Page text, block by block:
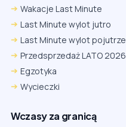
Wakacje Last Minute
Last Minute wylot jutro
Last Minute wylot pojutrze
Przedsprzedaż LATO 2026
Egzotyka
Wycieczki
Wczasy za granicą